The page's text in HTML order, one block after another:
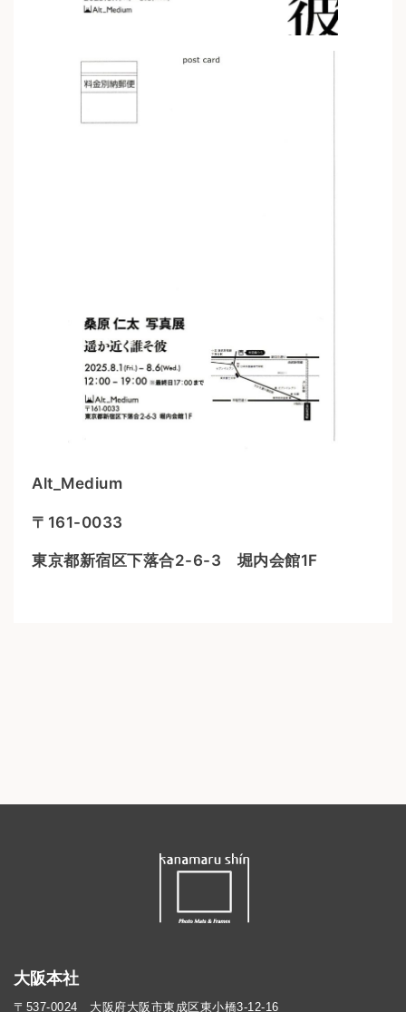
Alt_Medium
〒161-0033
東京都新宿区下落合2-6-3 堀内会館1F
大阪本社
〒537-0024 大阪府大阪市東成区東小橋3-12-16